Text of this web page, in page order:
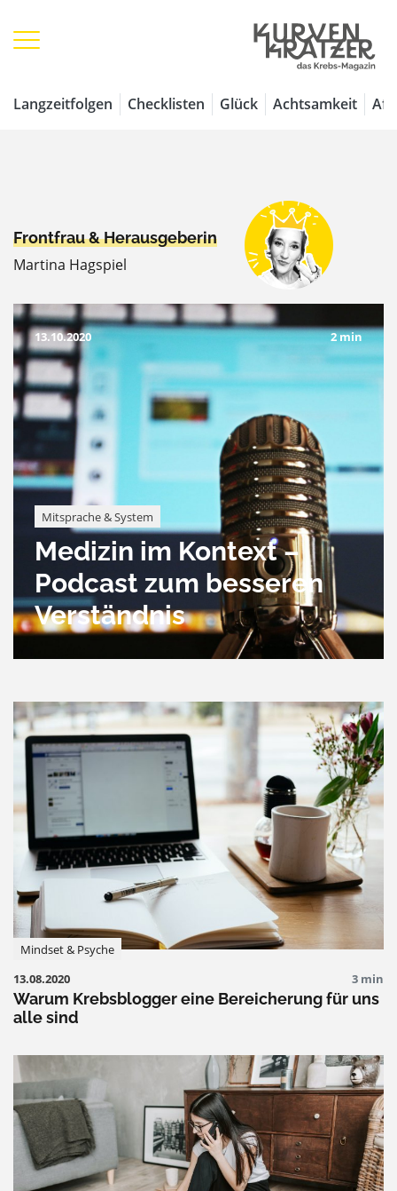
Langzeitfolgen Checklisten Glück Achtsamkeit
Frontfrau & Herausgeberin
Martina Hagspiel
13.10.2020 2 min
Mitsprache & System
Medizin im Kontext –
Podcast zum besseren
Verständnis
Mindset & Psyche
13.08.2020
3 min
Warum Krebsblogger eine Bereicherung für uns
alle sind